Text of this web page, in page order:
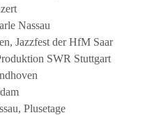
Nassau
Jazzfest der HfM Saar
SWR Stuttgart
Plusetage